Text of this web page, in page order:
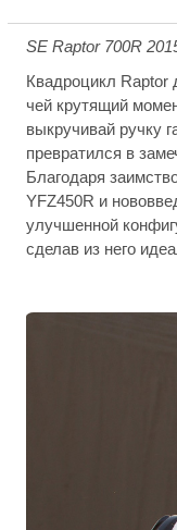
SE Raptor 700R
Квадроцикл
чей крутящий
выкручивай ручку
превратился в
Благодаря
YFZ450R и
улучшенной
сделав из него